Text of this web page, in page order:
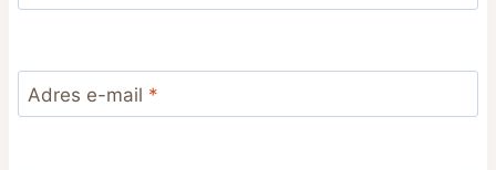
Adres e-mail *